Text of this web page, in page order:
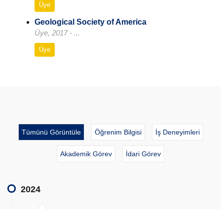
Üye
Geological Society of America
Üye, 2017 - ...
Üye
Tümünü Görüntüle Öğrenim Bilgisi İş Deneyimleri
Akademik Görev İdari Görev
2024